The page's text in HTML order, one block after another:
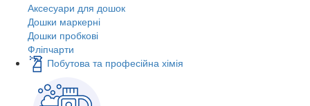
Аксесуари для дошок
Дошки маркерні
Дошки пробкові
Фліпчарти
Побутова та професійна хімія